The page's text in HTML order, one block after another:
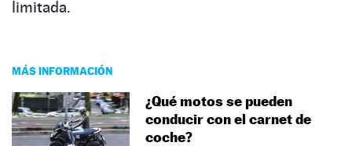
limitada.
MÁS INFORMACIÓN
¿Qué motos se pueden
conducir con el carnet de
coche?